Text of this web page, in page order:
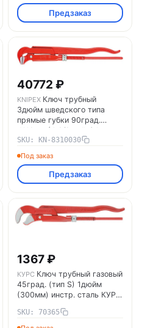
Предзаказ
40772 ₽
KNIPEX Ключ трубный
3дюйм шведского типа
прямые губки 90град.
d110мм (4 3/8дюйм) L-
650мм Cr-V Knipex KN-
8310030
SKU: KN-8310030
Под заказ
Предзаказ
1367 ₽
КУРС Ключ трубный газовый
45град. (тип S) 1дюйм
(300мм) инстр. сталь КУРС
SKU: 70365